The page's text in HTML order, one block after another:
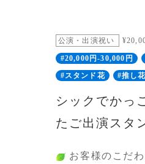
公演・出演祝い
#20,000円-30,000円
#スタンド花
#推し花
シックでかっ
たご出演スタ
お客様のこだわ